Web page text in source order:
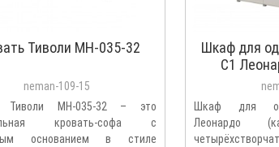
Тиволи МН-035-32
neman-109-15
Тиволи МН-035-32 – это
кровать-софа с
основанием в стиле
Шкаф для
C1
Шкаф для
Леонардо